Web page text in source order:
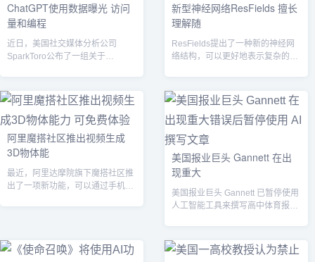
ChatGPT使用数据曝光 访问
量和编程
近日，美国社交媒体分析公司
SparkToro公布了一组关于
新型神经网络ResFields 擅长
理解随
ResFields提出了一种新的神经网
络结构，可以更好地表示复杂的时
阿里魔搭社区推出视频生成
3D物体能
最近，阿里达摩院旗下魔搭社区推
出了一项新功能，可以通过手机环
美国报业巨头 Gannett 在出
现重大
美国报业巨头 Gannett 已暂停使用
人工智能工具来撰写高中体育报